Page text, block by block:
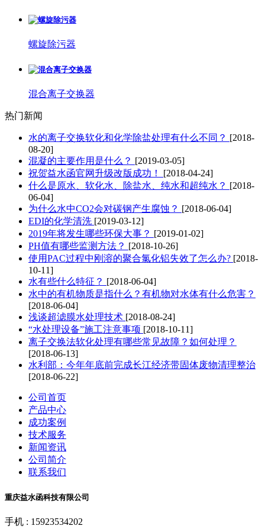
螺旋除污器
混合离子交换器
热门新闻
水的离子交换软化和化学除盐处理有什么不同？ [2018-
08-20]
混凝的主要作用是什么？ [2019-03-05]
祝贺益水函官网升级改版成功！ [2018-04-24]
什么是原水、软化水、除盐水、纯水和超纯水？ [2018-
06-04]
为什么水中CO2会对碳钢产生腐蚀？ [2018-06-04]
EDI的化学清洗 [2019-03-12]
2019年将发生哪些环保大事？ [2019-01-02]
PH值有哪些监测方法？ [2018-10-26]
使用PAC过程中刚溶的聚合氯化铝失效了怎么办? [2018-
10-11]
水有些什么特征？ [2018-06-04]
水中的有机物质是指什么？有机物对水体有什么危害？
[2018-06-04]
浅谈超滤膜水处理技术 [2018-08-24]
“水处理设备”施工注意事项 [2018-10-11]
离子交换法软化处理有哪些常见故障？如何处理？
[2018-06-13]
水利部：今年年底前完成长江经济带固体废物清理整治
[2018-06-22]
公司首页
产品中心
成功案例
技术服务
新闻资讯
公司简介
联系我们
重庆益水函科技有限公司
手机 : 15923534202